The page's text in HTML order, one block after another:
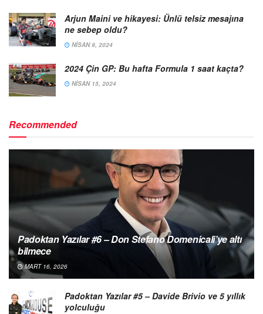
Arjun Maini ve hikayesi: Ünlü telsiz mesajına
ne sebep oldu?
NISAN 9, 2024
2024 Çin GP: Bu hafta Formula 1 saat kaçta?
NISAN 15, 2024
Recommended
Padoktan Yazılar #6 – Don Stefano Domenicali’ye altı
bilmece
MART 16, 2026
Padoktan Yazılar #5 – Davide Brivio ve 5 yıllık
yolculuğu